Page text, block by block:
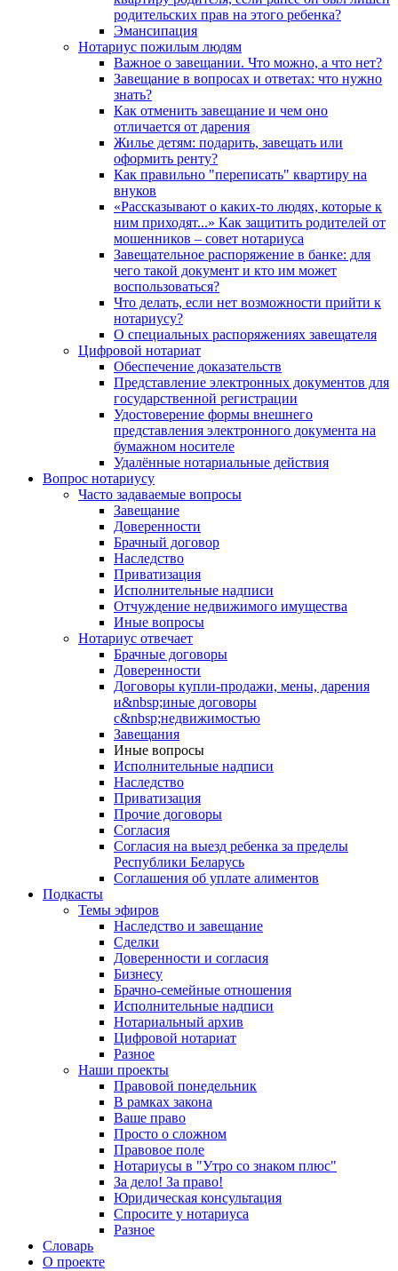
родительских прав на этого ребенка?
Эмансипация
Нотариус пожилым людям
Важное о завещании. Что можно, а что нет?
Завещание в вопросах и ответах: что нужно
знать?
Как отменить завещание и чем оно
отличается от дарения
Жилье детям: подарить, завещать или
оформить ренту?
Как правильно "переписать" квартиру на
внуков
«Рассказывают о каких-то людях, которые к
ним приходят...» Как защитить родителей от
мошенников – совет нотариуса
Завещательное распоряжение в банке: для
чего такой документ и кто им может
воспользоваться?
Что делать, если нет возможности прийти к
нотариусу?
О специальных распоряжениях завещателя
Цифровой нотариат
Обеспечение доказательств
Представление электронных документов для
государственной регистрации
Удостоверение формы внешнего
представления электронного документа на
бумажном носителе
Удалённые нотариальные действия
Вопрос нотариусу
Часто задаваемые вопросы
Завещание
Доверенности
Брачный договор
Наследство
Приватизация
Исполнительные надписи
Отчуждение недвижимого имущества
Иные вопросы
Нотариус отвечает
Брачные договоры
Доверенности
Договоры купли-продажи, мены, дарения
и&nbsp;иные договоры
с&nbsp;недвижимостью
Завещания
Иные вопросы
Исполнительные надписи
Наследство
Приватизация
Прочие договоры
Согласия
Согласия на выезд ребенка за пределы
Республики Беларусь
Соглашения об уплате алиментов
Подкасты
Темы эфиров
Наследство и завещание
Сделки
Доверенности и согласия
Бизнесу
Брачно-семейные отношения
Исполнительные надписи
Нотариальный архив
Цифровой нотариат
Разное
Наши проекты
Правовой понедельник
В рамках закона
Ваше право
Просто о сложном
Правовое поле
Нотариусы в "Утро со знаком плюс"
За дело! За право!
Юридическая консультация
Спросите у нотариуса
Разное
Словарь
О проекте